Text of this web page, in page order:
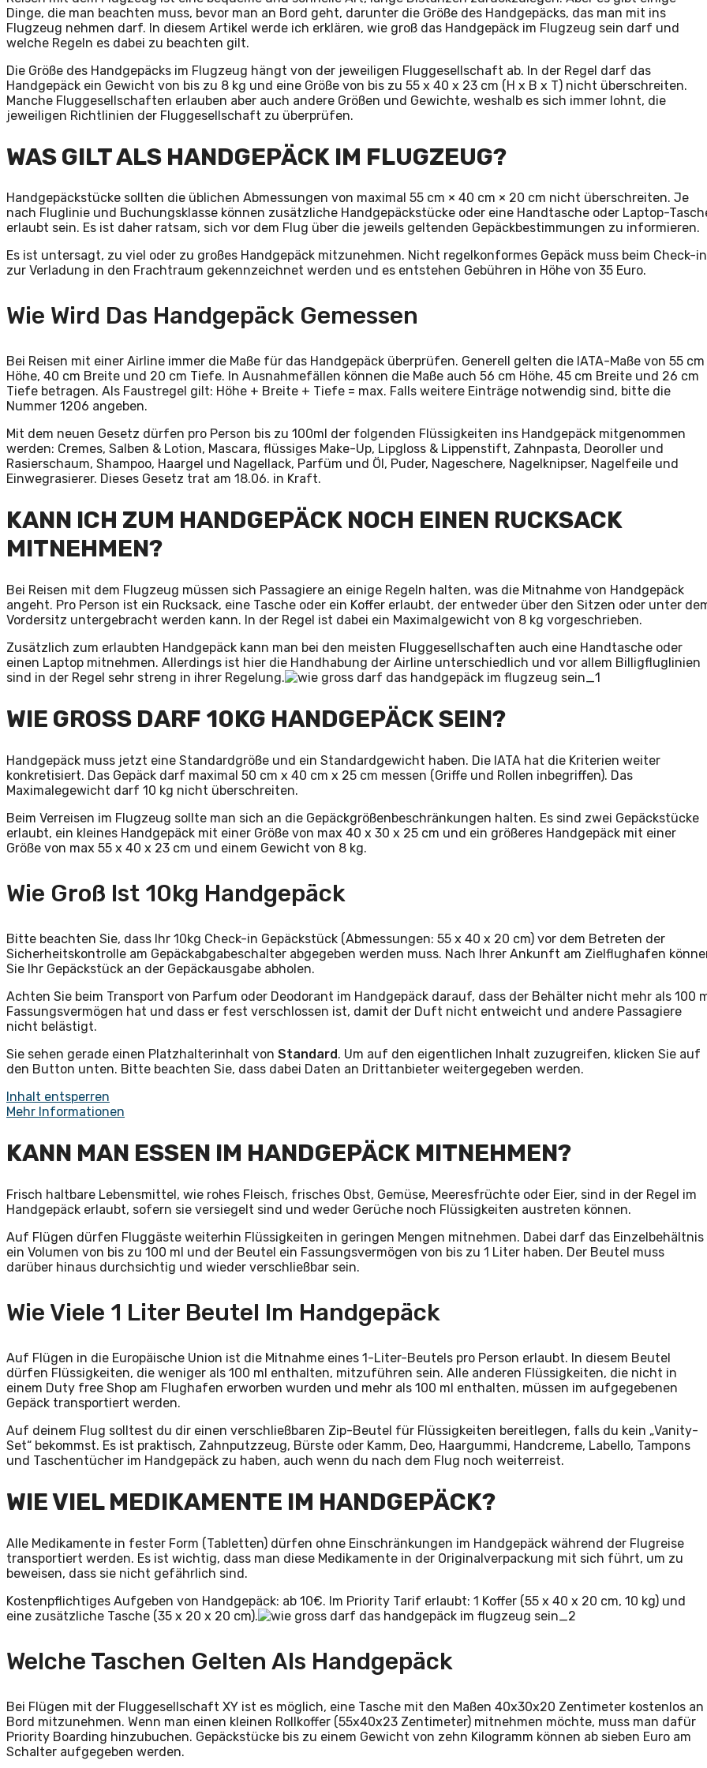
Dinge, die man beachten muss, bevor man an Bord geht, darunter die Größe des Handgepäcks, das man mit ins
Flugzeug nehmen darf. In diesem Artikel werde ich erklären, wie groß das Handgepäck im Flugzeug sein darf und
welche Regeln es dabei zu beachten gilt.
Die Größe des Handgepäcks im Flugzeug hängt von der jeweiligen Fluggesellschaft ab. In der Regel darf das
Handgepäck ein Gewicht von bis zu 8 kg und eine Größe von bis zu 55 x 40 x 23 cm (H x B x T) nicht überschreiten.
Manche Fluggesellschaften erlauben aber auch andere Größen und Gewichte, weshalb es sich immer lohnt, die
jeweiligen Richtlinien der Fluggesellschaft zu überprüfen.
WAS GILT ALS HANDGEPÄCK IM FLUGZEUG?
Handgepäckstücke sollten die üblichen Abmessungen von maximal 55 cm × 40 cm × 20 cm nicht überschreiten. Je
nach Fluglinie und Buchungsklasse können zusätzliche Handgepäckstücke oder eine Handtasche oder Laptop-
erlaubt sein. Es ist daher ratsam, sich vor dem Flug über die jeweils geltenden Gepäckbestimmungen zu informieren.
Es ist untersagt, zu viel oder zu großes Handgepäck mitzunehmen. Nicht regelkonformes Gepäck muss beim Check-in
zur Verladung in den Frachtraum gekennzeichnet werden und es entstehen Gebühren in Höhe von 35 Euro.
Wie Wird Das Handgepäck Gemessen
Bei Reisen mit einer Airline immer die Maße für das Handgepäck überprüfen. Generell gelten die IATA-Maße von 55 cm
Höhe, 40 cm Breite und 20 cm Tiefe. In Ausnahmefällen können die Maße auch 56 cm Höhe, 45 cm Breite und 26 cm
Tiefe betragen. Als Faustregel gilt: Höhe + Breite + Tiefe = max. Falls weitere Einträge notwendig sind, bitte die
Nummer 1206 angeben.
Mit dem neuen Gesetz dürfen pro Person bis zu 100ml der folgenden Flüssigkeiten ins Handgepäck mitgenommen
werden: Cremes, Salben & Lotion, Mascara, flüssiges Make-Up, Lipgloss & Lippenstift, Zahnpasta, Deoroller und
Rasierschaum, Shampoo, Haargel und Nagellack, Parfüm und Öl, Puder, Nageschere, Nagelknipser, Nagelfeile und
Einwegrasierer. Dieses Gesetz trat am 18.06. in Kraft.
KANN ICH ZUM HANDGEPÄCK NOCH EINEN RUCKSACK
MITNEHMEN?
Bei Reisen mit dem Flugzeug müssen sich Passagiere an einige Regeln halten, was die Mitnahme von Handgepäck
angeht. Pro Person ist ein Rucksack, eine Tasche oder ein Koffer erlaubt, der entweder über den Sitzen oder unter
Vordersitz untergebracht werden kann. In der Regel ist dabei ein Maximalgewicht von 8 kg vorgeschrieben.
Zusätzlich zum erlaubten Handgepäck kann man bei den meisten Fluggesellschaften auch eine Handtasche oder
einen Laptop mitnehmen. Allerdings ist hier die Handhabung der Airline unterschiedlich und vor allem Billigfluglinien
sind in der Regel sehr streng in ihrer Regelung.
WIE GROSS DARF 10KG HANDGEPÄCK SEIN?
Handgepäck muss jetzt eine Standardgröße und ein Standardgewicht haben. Die IATA hat die Kriterien weiter
konkretisiert. Das Gepäck darf maximal 50 cm x 40 cm x 25 cm messen (Griffe und Rollen inbegriffen). Das
Maximalegewicht darf 10 kg nicht überschreiten.
Beim Verreisen im Flugzeug sollte man sich an die Gepäckgrößenbeschränkungen halten. Es sind zwei Gepäckstücke
erlaubt, ein kleines Handgepäck mit einer Größe von max 40 x 30 x 25 cm und ein größeres Handgepäck mit einer
Größe von max 55 x 40 x 23 cm und einem Gewicht von 8 kg.
Wie Groß Ist 10kg Handgepäck
Bitte beachten Sie, dass Ihr 10kg Check-in Gepäckstück (Abmessungen: 55 x 40 x 20 cm) vor dem Betreten der
Sicherheitskontrolle am Gepäckabgabeschalter abgegeben werden muss. Nach Ihrer Ankunft am Zielflughafen
Sie Ihr Gepäckstück an der Gepäckausgabe abholen.
Achten Sie beim Transport von Parfum oder Deodorant im Handgepäck darauf, dass der Behälter nicht mehr als 100
Fassungsvermögen hat und dass er fest verschlossen ist, damit der Duft nicht entweicht und andere Passagiere
nicht belästigt.
Sie sehen gerade einen Platzhalterinhalt von Standard. Um auf den eigentlichen Inhalt zuzugreifen, klicken Sie auf
den Button unten. Bitte beachten Sie, dass dabei Daten an Drittanbieter weitergegeben werden.
Inhalt entsperren
Mehr Informationen
KANN MAN ESSEN IM HANDGEPÄCK MITNEHMEN?
Frisch haltbare Lebensmittel, wie rohes Fleisch, frisches Obst, Gemüse, Meeresfrüchte oder Eier, sind in der Regel im
Handgepäck erlaubt, sofern sie versiegelt sind und weder Gerüche noch Flüssigkeiten austreten können.
Auf Flügen dürfen Fluggäste weiterhin Flüssigkeiten in geringen Mengen mitnehmen. Dabei darf das Einzelbehältnis
ein Volumen von bis zu 100 ml und der Beutel ein Fassungsvermögen von bis zu 1 Liter haben. Der Beutel muss
darüber hinaus durchsichtig und wieder verschließbar sein.
Wie Viele 1 Liter Beutel Im Handgepäck
Auf Flügen in die Europäische Union ist die Mitnahme eines 1-Liter-Beutels pro Person erlaubt. In diesem Beutel
dürfen Flüssigkeiten, die weniger als 100 ml enthalten, mitzuführen sein. Alle anderen Flüssigkeiten, die nicht in
einem Duty free Shop am Flughafen erworben wurden und mehr als 100 ml enthalten, müssen im aufgegebenen
Gepäck transportiert werden.
Auf deinem Flug solltest du dir einen verschließbaren Zip-Beutel für Flüssigkeiten bereitlegen, falls du kein „Vanity-
Set“ bekommst. Es ist praktisch, Zahnputzzeug, Bürste oder Kamm, Deo, Haargummi, Handcreme, Labello, Tampons
und Taschentücher im Handgepäck zu haben, auch wenn du nach dem Flug noch weiterreist.
WIE VIEL MEDIKAMENTE IM HANDGEPÄCK?
Alle Medikamente in fester Form (Tabletten) dürfen ohne Einschränkungen im Handgepäck während der Flugreise
transportiert werden. Es ist wichtig, dass man diese Medikamente in der Originalverpackung mit sich führt, um zu
beweisen, dass sie nicht gefährlich sind.
Kostenpflichtiges Aufgeben von Handgepäck: ab 10€. Im Priority Tarif erlaubt: 1 Koffer (55 x 40 x 20 cm, 10 kg) und
eine zusätzliche Tasche (35 x 20 x 20 cm).
Welche Taschen Gelten Als Handgepäck
Bei Flügen mit der Fluggesellschaft XY ist es möglich, eine Tasche mit den Maßen 40x30x20 Zentimeter kostenlos an
Bord mitzunehmen. Wenn man einen kleinen Rollkoffer (55x40x23 Zentimeter) mitnehmen möchte, muss man dafür
Priority Boarding hinzubuchen. Gepäckstücke bis zu einem Gewicht von zehn Kilogramm können ab sieben Euro am
Schalter aufgegeben werden.